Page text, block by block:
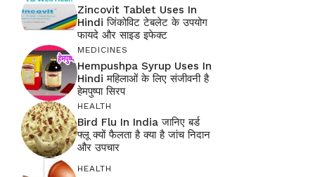
Zincovit Tablet Uses In
Hindi जिंकोविट टेबलेट के उपयोग
फायदे और साइड इफेक्ट
MEDICINES
Hempushpa Syrup Uses In
Hindi महिलाओं के लिए संजीवनी है
हेमपुष्पा सिरप
HEALTH
Bird Flu In India जानिए बर्ड
फ्लू क्यों फैलता है क्या है जांच निदान
और उपचार
HEALTH